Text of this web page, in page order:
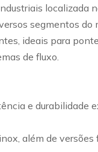
localizada
segmentos
ideais para
de fluxo.
e durabilidade
além de